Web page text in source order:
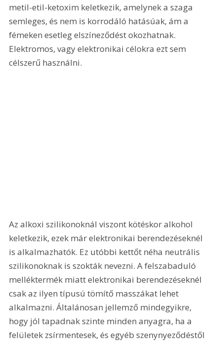
metil-etil-ketoxim keletkezik, amelynek a szaga
semleges, és nem is korrodáló hatásúak, ám a
fémeken esetleg elszíneződést okozhatnak.
Elektromos, vagy elektronikai célokra ezt sem
célszerű használni.
Az alkoxi szilikonoknál viszont kötéskor alkohol
keletkezik, ezek már elektronikai berendezéseknél
is alkalmazhatók. Ez utóbbi kettőt néha neutrális
szilikonoknak is szokták nevezni. A felszabaduló
melléktermék miatt elektronikai berendezéseknél
csak az ilyen típusú tömítő masszákat lehet
alkalmazni. Általánosan jellemző mindegyikre,
hogy jól tapadnak szinte minden anyagra, ha a
felületek zsírmentesek, és egyéb szenynyeződéstől